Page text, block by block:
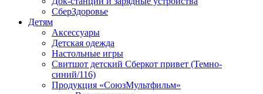
СберЗдоровье
Детям
Аксессуары
Детская одежда
Настольные игры
Свитшот детский Сберкот привет (Темно-
синий/116)
Продукция «СоюзМультфильм»